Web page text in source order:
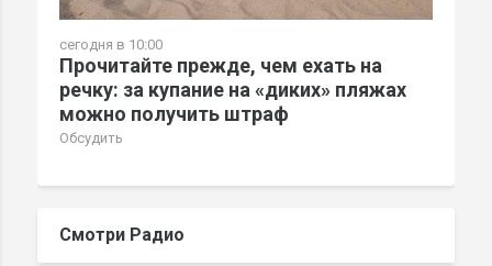
сегодня в 10:00
Прочитайте прежде, чем ехать на
речку: за купание на «диких» пляжах
можно получить штраф
Обсудить
Смотри Радио